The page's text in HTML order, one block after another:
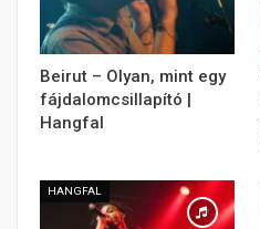
Beirut – Olyan, mint egy
fájdalomcsillapító |
Hangfal
HANGFAL